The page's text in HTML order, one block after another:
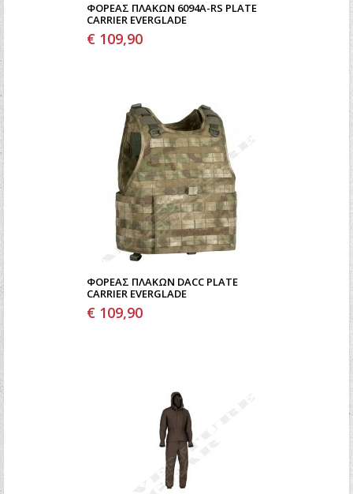
ΦΟΡΈΑΣ ΠΛΑΚΏΝ 6094A-RS PLATE
CARRIER EVERGLADE
€ 109,90
ΦΟΡΈΑΣ ΠΛΑΚΏΝ DACC PLATE
CARRIER EVERGLADE
€ 109,90